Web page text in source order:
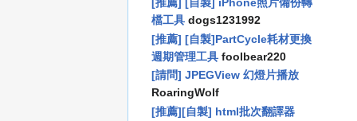
[推薦] [自製] iPhone照片備份轉
檔工具 dogs1231992
[推薦] [自製]PartCycle耗材更換
週期管理工具 foolbear220
[請問] JPEGView 幻燈片播放
RoaringWolf
[推薦][自製] html批次翻譯器